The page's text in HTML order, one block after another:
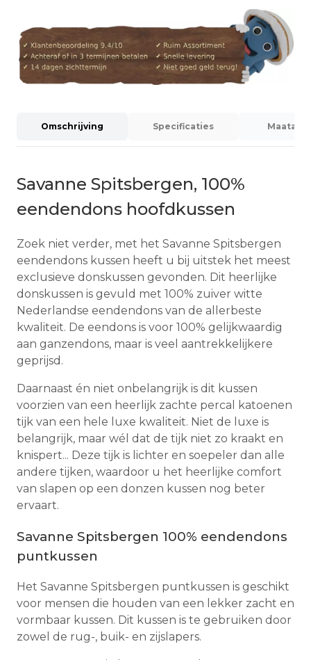
Omschrijving Specificaties
Savanne Spitsbergen, 100%
eendendons hoofdkussen
Zoek niet verder, met het Savanne Spitsbergen
eendendons kussen heeft u bij uitstek het meest
exclusieve donskussen gevonden. Dit heerlijke
donskussen is gevuld met 100% zuiver witte
Nederlandse eendendons van de allerbeste
kwaliteit. De eendons is voor 100% gelijkwaardig
aan ganzendons, maar is veel aantrekkelijkere
geprijsd.
Daarnaast én niet onbelangrijk is dit kussen
voorzien van een heerlijk zachte percal katoenen
tijk van een hele luxe kwaliteit. Niet de luxe is
belangrijk, maar wél dat de tijk niet zo kraakt en
knispert... Deze tijk is lichter en soepeler dan alle
andere tijken, waardoor u het heerlijke comfort
van slapen op een donzen kussen nog beter
ervaart.
Savanne Spitsbergen 100% eendendons
puntkussen
Het Savanne Spitsbergen puntkussen is geschikt
voor mensen die houden van een lekker zacht en
vormbaar kussen. Dit kussen is te gebruiken door
zowel de rug-, buik- en zijslapers.